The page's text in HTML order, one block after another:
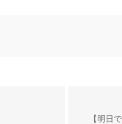
【明日